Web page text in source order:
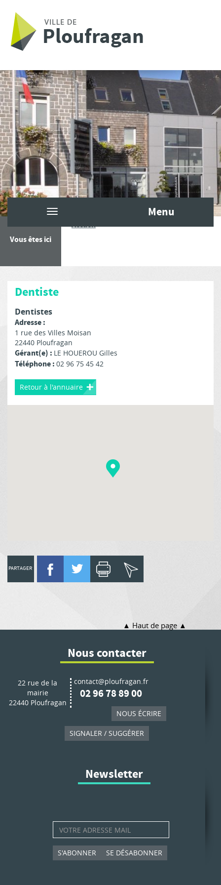
Menu
Vous êtes ici
Accueil Dentiste
Dentiste
Dentistes
Adresse :
1 rue des Villes Moisan
22440 Ploufragan
Gérant(e) : LE HOUEROU Gilles
Téléphone : 02 96 75 45 42
Retour à l'annuaire
PARTAGER
Haut de page
Nous contacter
22 rue de la
mairie
22440 Ploufragan
contact@ploufragan.fr
02 96 78 89 00
NOUS ÉCRIRE
SIGNALER / SUGGÉRER
Newsletter
S'ABONNER SE DÉSABONNER